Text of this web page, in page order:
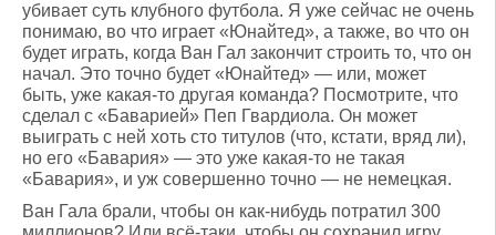
убивает суть клубного футбола. Я уже сейчас не очень
понимаю, во что играет «Юнайтед», а также, во что он
будет играть, когда Ван Гал закончит строить то, что он
начал. Это точно будет «Юнайтед» — или, может
быть, уже какая-то другая команда? Посмотрите, что
сделал с «Баварией» Пеп Гвардиола. Он может
выиграть с ней хоть сто титулов (что, кстати, вряд ли),
но его «Бавария» — это уже какая-то не такая
«Бавария», и уж совершенно точно — не немецкая.
Ван Гала брали, чтобы он как-нибудь потратил 300